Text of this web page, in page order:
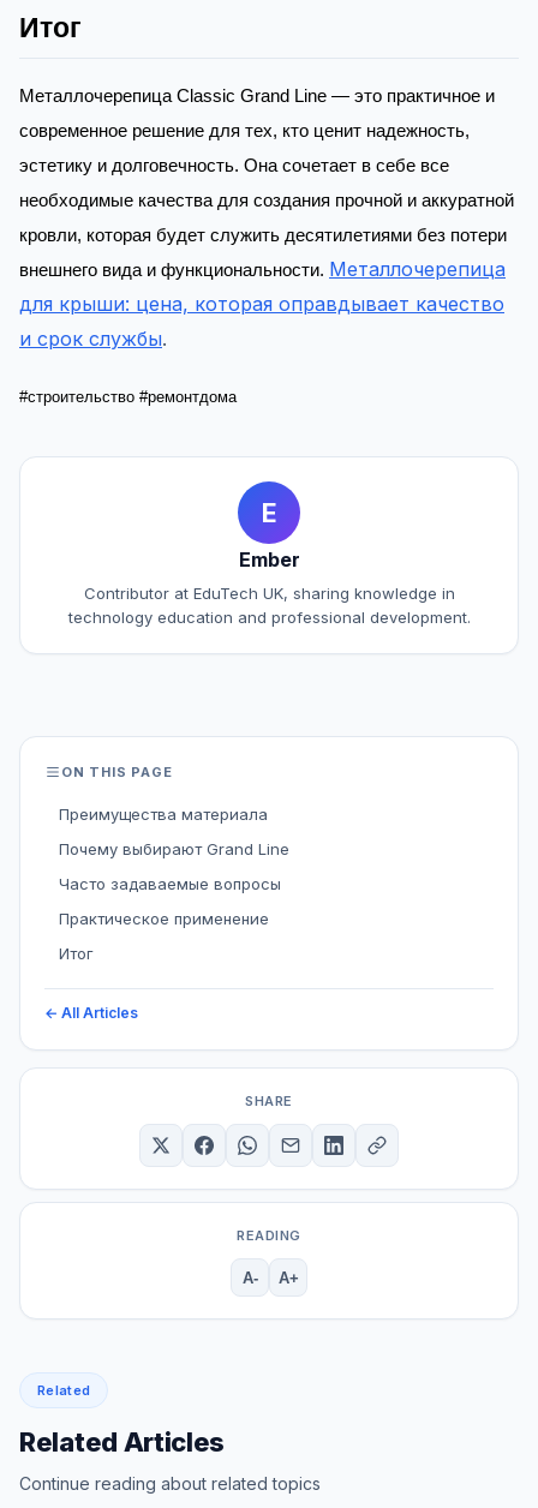
Итог
Металлочерепица Classic Grand Line — это практичное и
современное решение для тех, кто ценит надежность,
эстетику и долговечность. Она сочетает в себе все
необходимые качества для создания прочной и аккуратной
кровли, которая будет служить десятилетиями без потери
внешнего вида и функциональности. Металлочерепица
для крыши: цена, которая оправдывает качество
и срок службы.
#строительство #ремонтдома
E
Ember
Contributor at EduTech UK, sharing knowledge in
technology education and professional development.
ON THIS PAGE
Преимущества материала
Почему выбирают Grand Line
Часто задаваемые вопросы
Практическое применение
Итог
← All Articles
SHARE
READING
A- A+
Related
Related Articles
Continue reading about related topics